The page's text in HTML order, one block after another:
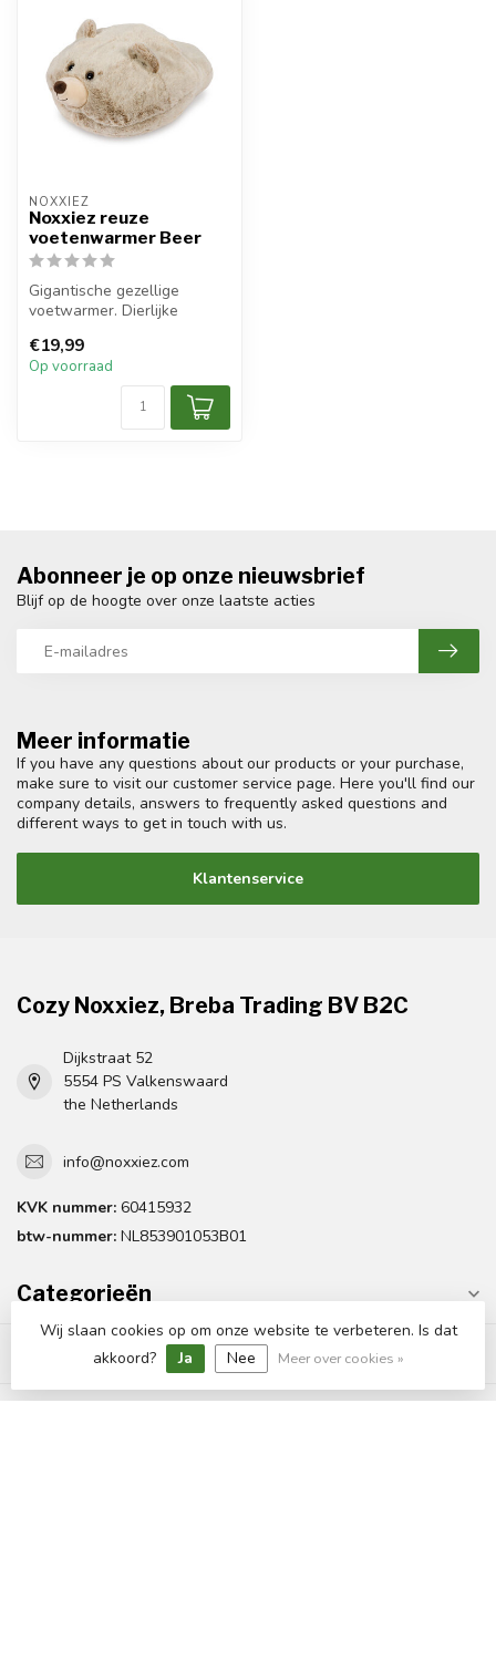
NOXXIEZ
Noxxiez reuze
voetenwarmer Beer
Gigantische gezellige
voetwarmer. Dierlijke
Kinderen zi...
€19,99
Op voorraad
Meer informatie
If you have any questions about our products or your purchase,
make sure to visit our customer service page. Here you'll find our
company details, answers to frequently asked questions and
different ways to get in touch with us.
Klantenservice
Abonneer je op onze nieuwsbrief
Blijf op de hoogte over onze laatste acties
Cozy Noxxiez, Breba Trading BV B2C
Dijkstraat 52
5554 PS Valkenswaard
the Netherlands
info@noxxiez.com
KVK nummer: 60415932
btw-nummer: NL853901053B01
Categorieën
Informatie
Wij slaan cookies op om onze website te verbeteren. Is dat
akkoord?
Ja Nee Meer over cookies »